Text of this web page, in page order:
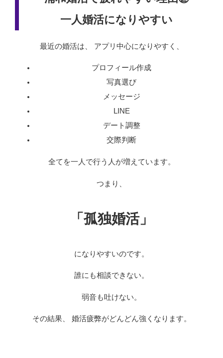
一人婚活になりやすい
最近の婚活は、 アプリ中心になりやすく、
プロフィール作成
写真選び
メッセージ
LINE
デート調整
交際判断
全てを一人で行う人が増えています。
つまり、
「孤独婚活」
になりやすいのです。
誰にも相談できない。
弱音も吐けない。
その結果、 婚活疲弊がどんどん強くなります。